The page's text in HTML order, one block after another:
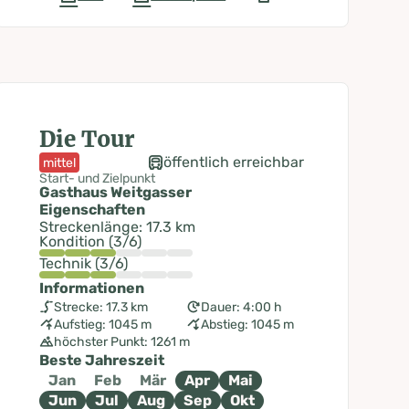
Die Tour
mittel öffentlich erreichbar
Start- und Zielpunkt
Gasthaus Weitgasser
Eigenschaften
Streckenlänge: 17.3 km
Kondition (3/6)
Technik (3/6)
Informationen
Strecke: 17.3 km
Dauer: 4:00 h
Aufstieg: 1045 m
Abstieg: 1045 m
höchster Punkt: 1261 m
Beste Jahreszeit
Jan
Feb Mär Apr
Mai
Jun
Jul Aug Sep
Okt